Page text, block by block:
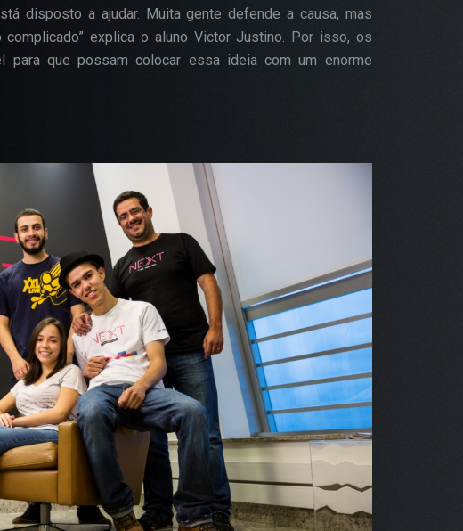
disposto a ajudar. Muita gente defende a causa, mas
explica o aluno Victor Justino. Por isso, os
para que possam colocar essa ideia com um enorme